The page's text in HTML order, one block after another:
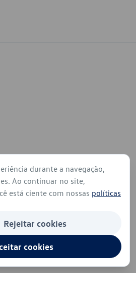
durante a navegação,
Ao continuar no site,
está ciente com nossas políticas
Rejeitar cookies
cookies